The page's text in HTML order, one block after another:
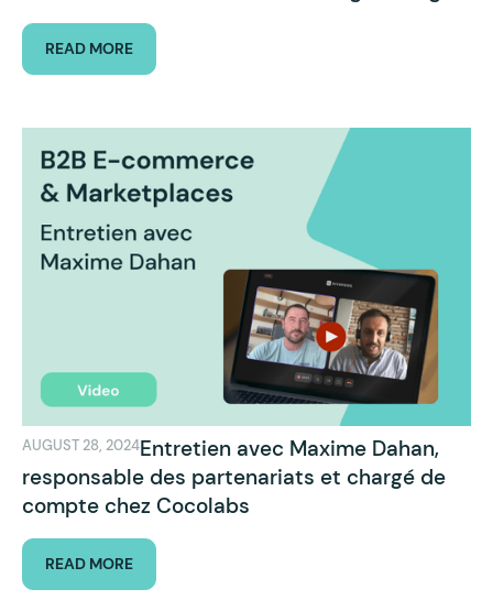
READ MORE
AUGUST 28, 2024Entretien avec Maxime Dahan,
responsable des partenariats et chargé de
compte chez Cocolabs
READ MORE